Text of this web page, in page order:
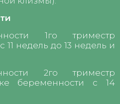
1го триместр
11 недель до 13 недель и
2го триместр
беременности с 14